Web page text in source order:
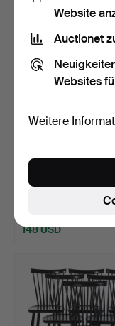
Gestell aus Buche,
Beendet 30. Jul 2026
148 USD
Website
Auctionet
Websites
Weitere